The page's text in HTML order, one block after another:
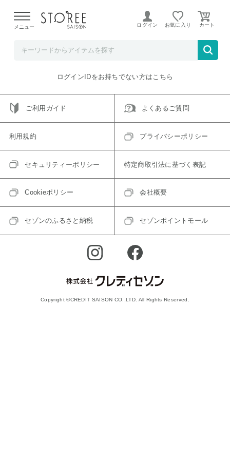
よる配送遅延が発生しております。
メニュー ログイン お気に入り
ご指定のアイテムは取り扱い終了、またはただいま取り扱い
トップへ戻る
ログインIDをお持ちでない方はこちら
ご利用ガイド よくあるご質問
利用規約 プライバシーポリシー
セキュリティーポリシー 特定商取引法に基づく表記
Cookieポリシー 会社概要
セゾンのふるさと納税 セゾンポイントモール
Copyright ©CREDIT SAISON CO.,LTD. All Rights Reserved.